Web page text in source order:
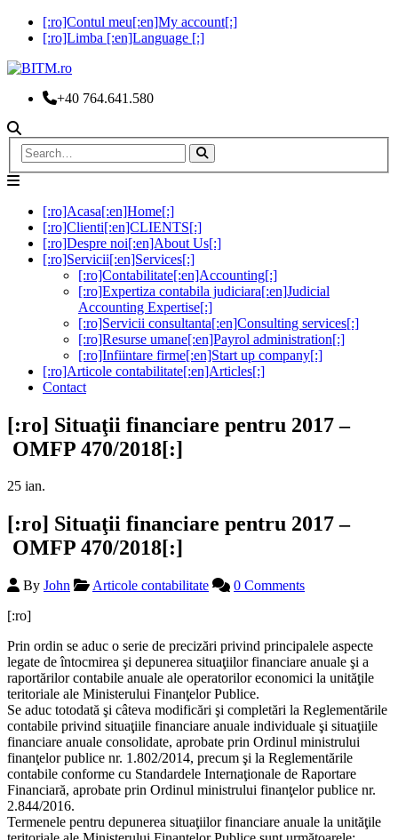
[:ro]Contul meu[:en]My account[:]
[:ro]Limba [:en]Language [:]
+40 764.641.580
[:ro]Acasa[:en]Home[:]
[:ro]Clienti[:en]CLIENTS[:]
[:ro]Despre noi[:en]About Us[:]
[:ro]Servicii[:en]Services[:]
[:ro]Contabilitate[:en]Accounting[:]
[:ro]Expertiza contabila judiciara[:en]Judicial
Accounting Expertise[:]
[:ro]Servicii consultanta[:en]Consulting services[:]
[:ro]Resurse umane[:en]Payrol administration[:]
[:ro]Infiintare firme[:en]Start up company[:]
[:ro]Articole contabilitate[:en]Articles[:]
Contact
[:ro] Situaţii financiare pentru 2017 –
OMFP 470/2018[:]
25 ian.
[:ro] Situaţii financiare pentru 2017 –
OMFP 470/2018[:]
By John Articole contabilitate
0 Comments
[:ro]
Prin ordin se aduc o serie de precizări privind principalele aspecte
legate de întocmirea şi depunerea situaţiilor financiare anuale şi a
raportărilor contabile anuale ale operatorilor economici la unităţile
teritoriale ale Ministerului Finanţelor Publice.
Se aduc totodată şi câteva modificări şi completări la Reglementările
contabile privind situaţiile financiare anuale individuale şi situaţiile
financiare anuale consolidate, aprobate prin Ordinul ministrului
finanţelor publice nr. 1.802/2014, precum şi la Reglementările
contabile conforme cu Standardele Internaţionale de Raportare
Financiară, aprobate prin Ordinul ministrului finanţelor publice nr.
2.844/2016.
Termenele pentru depunerea situaţiilor financiare anuale la unităţile